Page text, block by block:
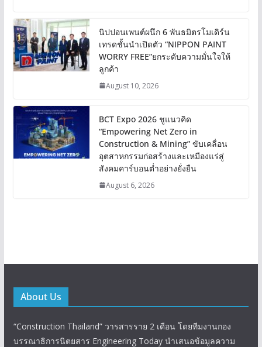
นิปปอนเพนต์ผนึก 6 พันธมิตรโมเดิร์น
เทรดชั้นนำเปิดตัว “NIPPON PAINT
WORRY FREE”ยกระดับความมั่นใจให้
ลูกค้า
August 10, 2026
BCT Expo 2026 ชูแนวคิด
“Empowering Net Zero in
Construction & Mining” ขับเคลื่อน
อุตสาหกรรมก่อสร้างและเหมืองแร่สู่
สังคมคาร์บอนต่ำอย่างยั่งยืน
August 6, 2026
About Us
“Construction Thailand” วารสารราย 2 เดือน โดยทีมงานกอง
บรรณาธิการนิตยสาร Engineering Today นำเสนอข้อมูลความ